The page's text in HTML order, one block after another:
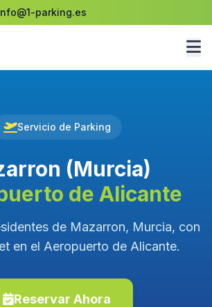
parking.es
Servicio de Parking
(Murcia)
de Alicante
de Mazarron, Murcia, con
en el Aeropuerto de Alicante.
Reservar Ahora